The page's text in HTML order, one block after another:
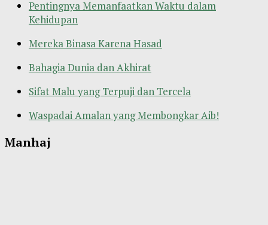
Pentingnya Memanfaatkan Waktu dalam
Kehidupan
Mereka Binasa Karena Hasad
Bahagia Dunia dan Akhirat
Sifat Malu yang Terpuji dan Tercela
Waspadai Amalan yang Membongkar Aib!
Manhaj